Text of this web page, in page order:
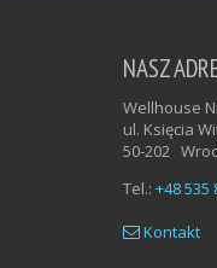
NASZ
Wellhouse
ul. Księcia
50-202
Tel.: +48 535
Kontakt